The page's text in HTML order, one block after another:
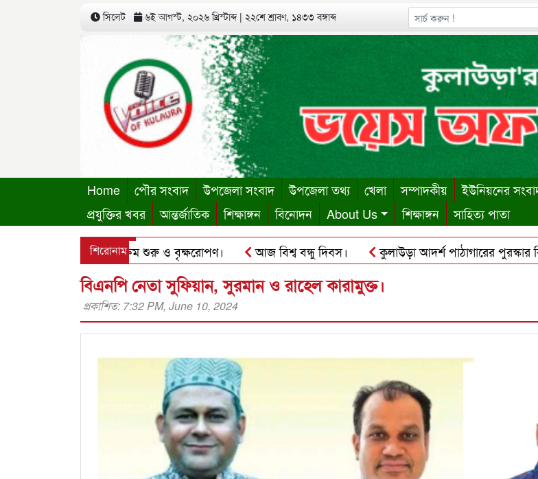
সিলেট ৬ই আগস্ট, ২০২৬ খ্রিস্টাব্দ | ২২শে শ্রাবণ, ১৪৩৩ বঙ্গাব্দ
Home পৌর সংবাদ উপজেলা সংবাদ উপজেলা তথ্য খেলা সম্পাদকীয় ইউনিয়নের
প্রযুক্তির খবর
আন্তর্জাতিক শিক্ষাঙ্গন বিনোদন About Us শিক্ষাঙ্গন সাহিত্য পাতা
শিরোনাম
কার্যালয়ের কার্যক্রম শুরু ও বৃক্ষরোপণ। আজ বিশ্ব বন্ধু দিবস। কুলাউড়া আদর্শ পাঠাগারের পুরস্কার
ছবি হোয়াটসঅ্যাপে ব্যবহার করে প্রতারণার চেষ্টা।
বিএনপি নেতা সুফিয়ান, সুরমান ও রাহেল কারামুক্ত।
প্রকাশিত: 7:32 PM, June 10, 2024